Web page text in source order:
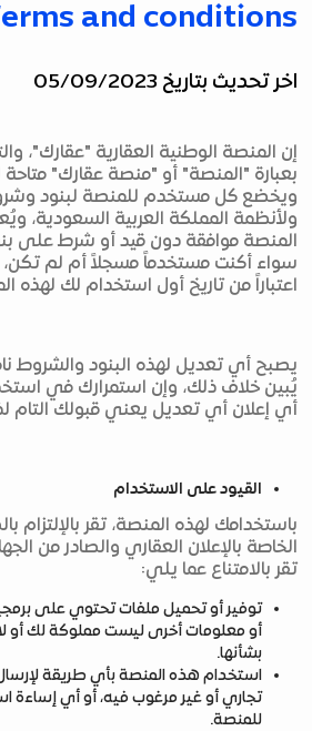
and conditions
اخر تحديث بتاريخ 05/09/2023
إن المنصة الوطنية العقارية "عقارك"،
بعبارة "المنصة" أو "منصة عقارك"
ويخضع كل مستخدم للمنصة لبنود
ولأنظمة المملكة العربية السعودية،
المنصة موافقة دون قيد أو شرط على
سواء أكنت مستخدماً مسجلاً أم لم
اعتباراً من تاريخ أول استخدام لك لهذه
يصبح أي تعديل لهذه البنود والشروط
يُبين خلاف ذلك، وإن استمرارك في
أي إعلان أي تعديل يعني قبولك التام
القيود على الاستخدام
باستخدامك لهذه المنصة، تقر بالإلتزام
الخاصة بالإعلان العقاري والصادر من
تقر بالامتناع عما يلي:
توفير أو تحميل ملفات تحتوي على
أو معلومات أخرى ليست مملوكة لك أو
بشأنها.
استخدام هذه المنصة بأي طريقة
تجاري أو غير مرغوب فيه، أو أي إساءة
للمنصة.